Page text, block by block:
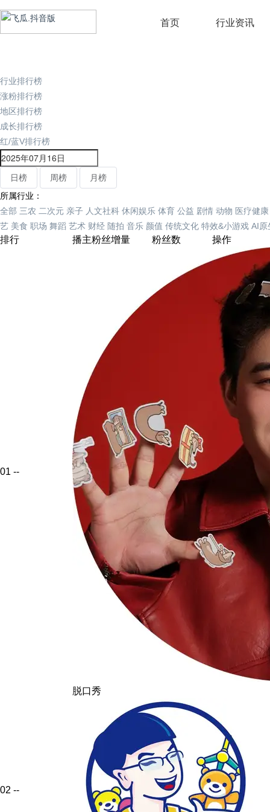
首页 行业资讯
行业排行榜
涨粉排行榜
地区排行榜
成长排行榜
红/蓝V排行榜
日榜 周榜
月榜
所属行业：
全部 三农 二次元 亲子 人文社科 休闲娱乐 体育 公益 剧情 动物 医疗健康
艺 美食 职场 舞蹈 艺术 财经 随拍 音乐 颜值 传统文化 特效&小游戏 AI原
排行 播主粉丝增量 粉丝数 操作
01 --
脱口秀
02 --